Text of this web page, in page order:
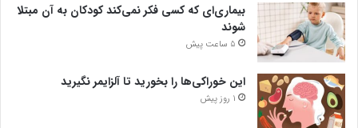
بیماری‌ای که کسی فکر نمی‌کند کودکان به آن مبتلا
شوند
5 ساعت پیش
این خوراکی‌ها را بخورید تا آلزایمر نگیرید
1 روز پیش